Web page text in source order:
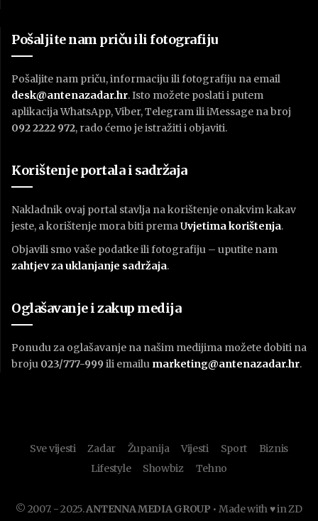
Pošaljite nam priču ili fotografiju
Pošaljite nam priču, informaciju ili fotografiju na email
desk@antenazadar.hr. Isto možete poslati i putem
aplikacija WhatsApp, Viber, Telegram ili iMessage na broj
092 2222 972, rado ćemo je istražiti i objaviti.
Korištenje portala i sadržaja
Nakladnik ovaj portal stavlja na korištenje onakvim kakav
jeste, a korištenje mora biti premaUvjetima korištenja.
Objavili smo vaše podatke ili fotografiju – uputite nam
zahtjev za uklanjanje sadržaja.
Oglašavanje i zakup medija
Ponudu za oglašavanje na našim medijima možete dobiti na
broju 023/777-999 ili emailu marketing@antenazadar.hr.
Sve vijesti Zadar Županija Vijesti Sport
Biznis
Lifestyle
Showbiz Tehno
© 2007. - 2025.ANTENNA MEDIA GROUP • Made with ♥ in ZD